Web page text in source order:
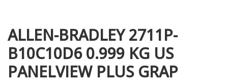
ALLEN-BRADLEY 2711P-
B10C10D6 0.999 KG US
PANELVIEW PLUS GRAP